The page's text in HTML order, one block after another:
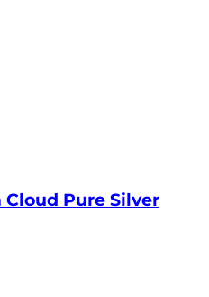
Cloud Pure Silver